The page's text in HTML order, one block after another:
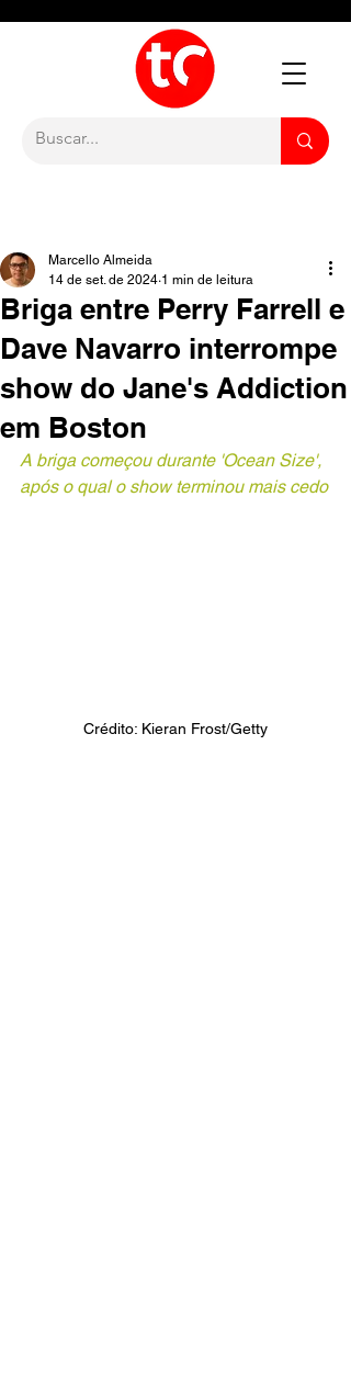
Briga entre Perry Farrell e
Dave Navarro interrompe
show do Jane's Addiction
em Boston
Marcello Almeida
14 de set. de 2024 1 min de leitura
A briga começou durante 'Ocean Size',
após o qual o show terminou mais cedo
Crédito: Kieran Frost/Getty